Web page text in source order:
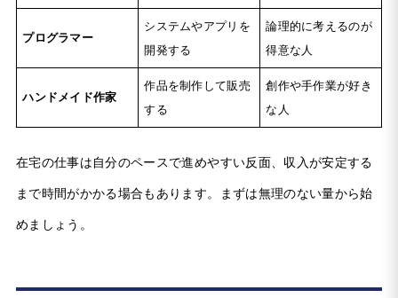
プログラマー
システムやアプリを
開発する
論理的に考えるのが
得意な人
ハンドメイド作家
作品を制作して販売
する
創作や手作業が好き
な人
在宅の仕事は自分のペースで進めやすい反面、収入が安定する
まで時間がかかる場合もあります。まずは無理のない量から始
めましょう。